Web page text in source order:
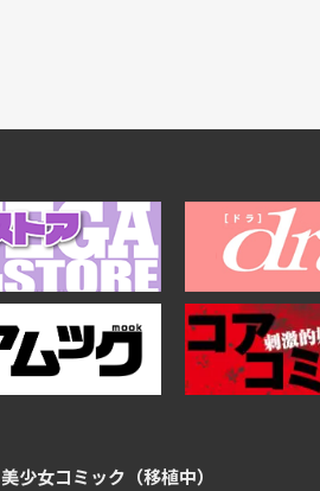
美少女コミック（移植中）